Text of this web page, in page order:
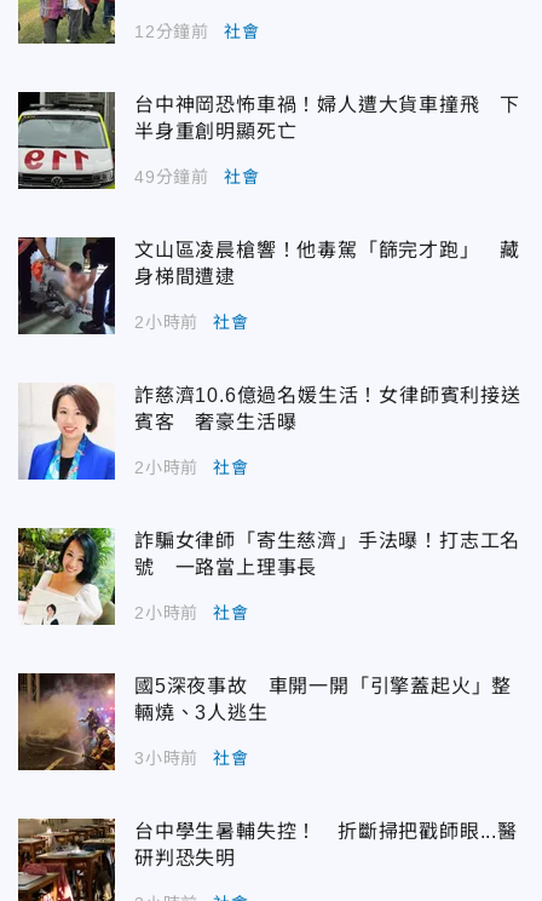
12分鐘前 社會
台中神岡恐怖車禍！婦人遭大貨車撞飛 下
半身重創明顯死亡
49分鐘前 社會
文山區凌晨槍響！他毒駕「篩完才跑」 藏
身梯間遭逮
2小時前 社會
詐慈濟10.6億過名媛生活！女律師賓利接送
賓客 奢豪生活曝
2小時前 社會
詐騙女律師「寄生慈濟」手法曝！打志工名
號 一路當上理事長
2小時前 社會
國5深夜事故 車開一開「引擎蓋起火」整
輛燒、3人逃生
3小時前 社會
台中學生暑輔失控！ 折斷掃把戳師眼...醫
研判恐失明